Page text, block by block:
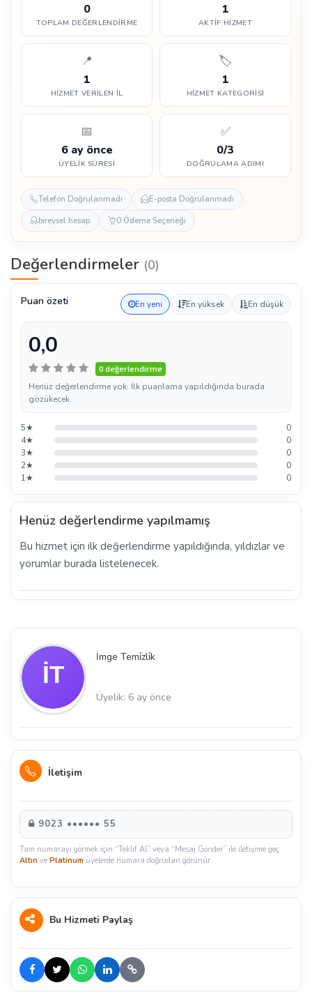
0
TOPLAM DEĞERLENDIRME
1
AKTIF HIZMET
📍
1
HIZMET VERILEN İL
🏷️
1
HIZMET KATEGORISI
📅
6 ay önce
ÜYELIK SÜRESI
✅
0/3
DOĞRULAMA ADIMI
Telefon Doğrulanmadı
E-posta Doğrulanmadı
bireysel hesap
0 Ödeme Seçeneği
Değerlendirmeler (0)
Puan özeti En yeni En yüksek En düşük
0,0
0 değerlendirme
Henüz değerlendirme yok. İlk puanlama yapıldığında burada
gözükecek.
5★
0
4★
0
3★
0
2★
0
1★
0
Henüz değerlendirme yapılmamış
Bu hizmet için ilk değerlendirme yapıldığında, yıldızlar ve
yorumlar burada listelenecek.
İmge Temi̇zli̇k
Üyelik: 6 ay önce
İletişim
9023 •••••• 55
Tam numarayı görmek için “Teklif Al” veya “Mesaj Gönder” ile iletişime geç.
Altın ve Platinum üyelerde numara doğrudan görünür.
Bu Hizmeti Paylaş